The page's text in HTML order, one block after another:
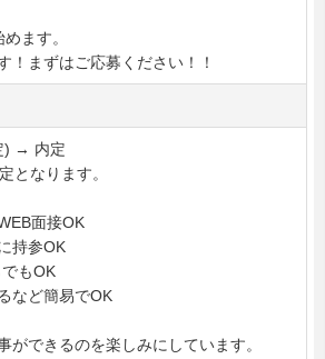
ます。
！まずはご応募ください！！
) → 内定
となります。
面接OK
持参OK
でもOK
など簡易でOK
ができるのを楽しみにしています。